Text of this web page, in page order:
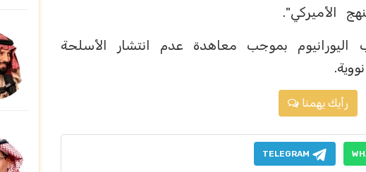
الأميركي".
بموجب معاهدة عدم انتشار الأسلحة
رأيك يهمنا
TELEGRAM